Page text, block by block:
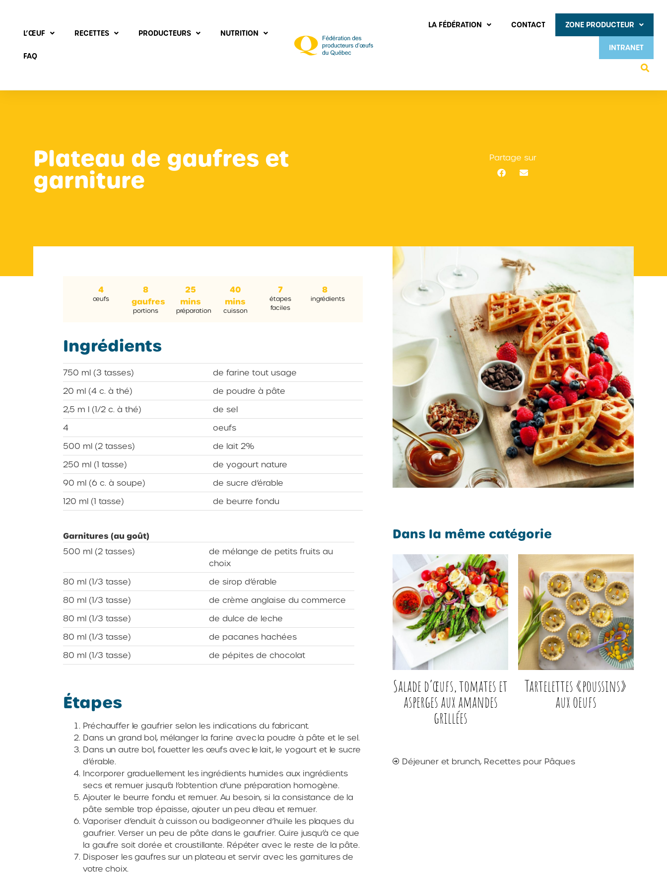
L’ŒUF RECETTES PRODUCTEURS NUTRITION
FAQ
LA FÉDÉRATION CONTACT ZONE PRODUCTEUR
INTRANET
Plateau de gaufres et
garniture
Partage sur
4
œufs
8
gaufres
portions
25
mins
préparation
40
mins
cuisson
7
étapes
faciles
8
ingrédients
Ingrédients
750 ml (3 tasses)
de farine tout usage
20 ml (4 c. à thé)
de poudre à pâte
2,5 m l (1/2 c. à thé)
de sel
4
oeufs
500 ml (2 tasses)
de lait 2%
250 ml (1 tasse)
de yogourt nature
90 ml (6 c. à soupe)
de sucre d’érable
120 ml (1 tasse)
de beurre fondu
Garnitures (au goût)
500 ml (2 tasses)
de mélange de petits fruits au
choix
80 ml (1/3 tasse)
de sirop d’érable
80 ml (1/3 tasse)
de crème anglaise du commerce
80 ml (1/3 tasse)
de dulce de leche
80 ml (1/3 tasse)
de pacanes hachées
80 ml (1/3 tasse)
de pépites de chocolat
Étapes
Préchauffer le gaufrier selon les indications du fabricant.
Dans un grand bol, mélanger la farine avec la poudre à pâte et le sel.
Dans un autre bol, fouetter les œufs avec le lait, le yogourt et le sucre
d’érable.
Incorporer graduellement les ingrédients humides aux ingrédients
secs et remuer jusqu’à l’obtention d’une préparation homogène.
Ajouter le beurre fondu et remuer. Au besoin, si la consistance de la
pâte semble trop épaisse, ajouter un peu d’eau et remuer.
Vaporiser d’enduit à cuisson ou badigeonner d’huile les plaques du
gaufrier. Verser un peu de pâte dans le gaufrier. Cuire jusqu’à ce que
la gaufre soit dorée et croustillante. Répéter avec le reste de la pâte.
Disposer les gaufres sur un plateau et servir avec les garnitures de
votre choix.
Dans la même catégorie
Salade d’œufs, tomates et
asperges aux amandes
grillées
Tartelettes «poussins»
aux oeufs
Déjeuner et brunch, Recettes pour Pâques